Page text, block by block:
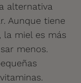
alternativa
Aunque tiene
la miel es más
menos.